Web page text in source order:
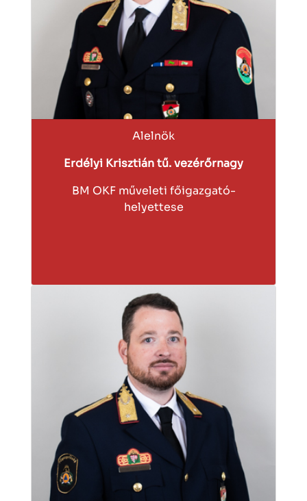
Alelnök
Erdélyi Krisztián tű. vezérőrnagy
BM OKF műveleti főigazgató-
helyettese